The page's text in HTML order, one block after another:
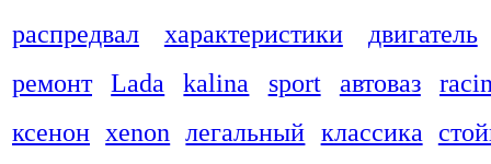
распредвал
характеристики
двигатель
ремонт
Lada kalina sport автоваз
ксенон xenon легальный классика